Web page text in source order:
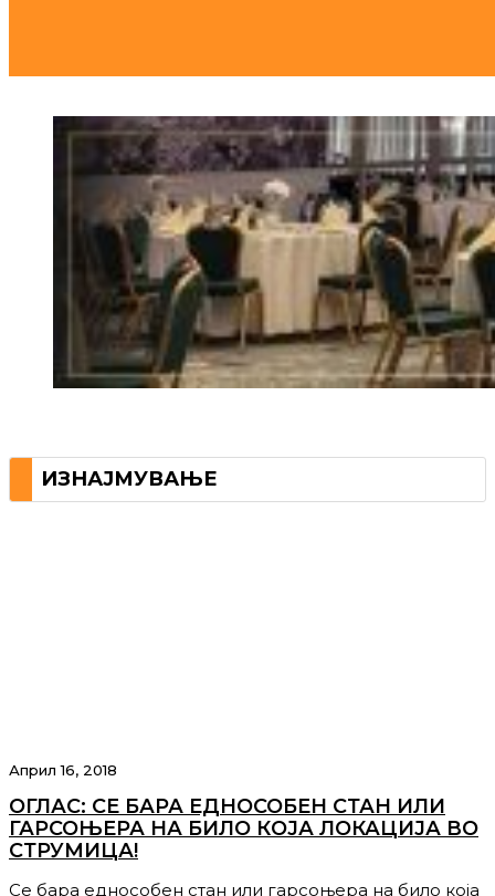
ИЗНАЈМУВАЊЕ
Април 16, 2018
ОГЛАС: СЕ БАРА ЕДНОСОБЕН СТАН ИЛИ
ГАРСОЊЕРА НА БИЛО КОЈА ЛОКАЦИЈА ВО
СТРУМИЦА!
Се бара еднособен стан или гарсоњера на било која